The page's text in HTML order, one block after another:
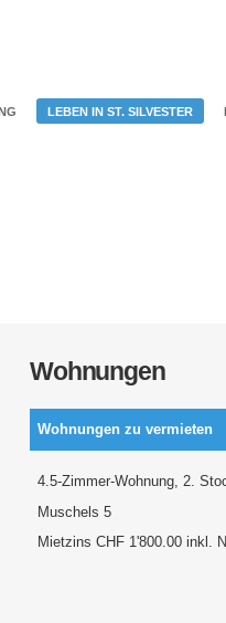
LEBEN IN ST. SILVESTER
Wohnungen
Wohnungen zu vermieten
4.5-Zimmer-Wohnung, 2.
Muschels 5
Mietzins CHF 1'800.00 inkl.